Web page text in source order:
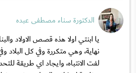
الدكتورة سناء مصطفى عبده
يا ابنتي اولا هذه قصص الاولاد
نهاية، وهي متكررة وفي كل البلاد
لفت الانتباه، وايجاد اي طريقة